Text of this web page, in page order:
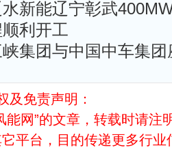
新能辽宁彰武
利开工
峡集团与中国中车集团
及免责声明：
网”的文章，转载时请注
平台，目的传递更多行业